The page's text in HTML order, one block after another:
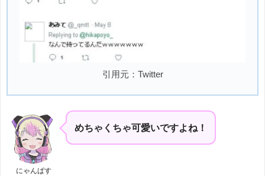
引用元：Twitter
にゃんぱす
めちゃくちゃ可愛いですよね！